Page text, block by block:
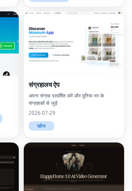
संग्रहालय ऐप
अपना संग्रह प्रदर्शित करें और दुनिया भर के
संग्राहकों से जुड़ें
2026-07-29
खोज